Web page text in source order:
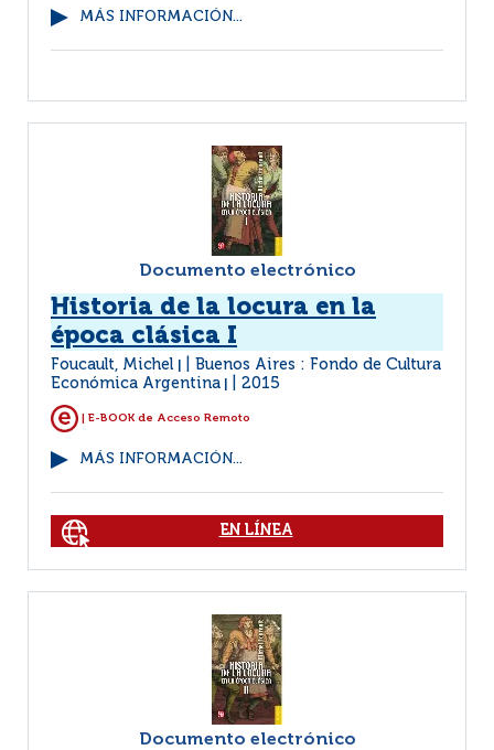
MÁS INFORMACIÓN...
Documento electrónico
Historia de la locura en la
época clásica I
Foucault, Michel
Buenos Aires : Fondo de Cultura
Económica Argentina
2015
| E-BOOK de Acceso Remoto
MÁS INFORMACIÓN...
EN LÍNEA
Documento electrónico